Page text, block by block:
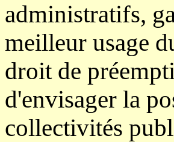
administratifs,
meilleur usage
droit de
d'envisager la
collectivités